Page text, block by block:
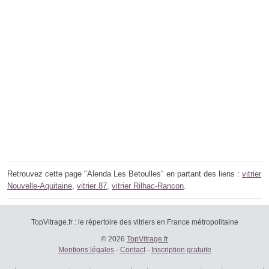
Retrouvez cette page "Alenda Les Betoulles" en partant des liens : vitrier
Nouvelle-Aquitaine vitrier 87 vitrier Rilhac-Rancon
TopVitrage.fr : le répertoire des vitriers en France métropolitaine
© 2026 TopVitrage.fr
Mentions légales- Contact- Inscription gratuite